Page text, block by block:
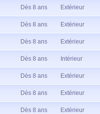
Dès 8 ans Extérieur
Dès 8 ans Extérieur
Dès 8 ans Extérieur
Dès 8 ans Intérieur
Dès 8 ans Extérieur
Dès 8 ans Extérieur
Dès 8 ans Extérieur